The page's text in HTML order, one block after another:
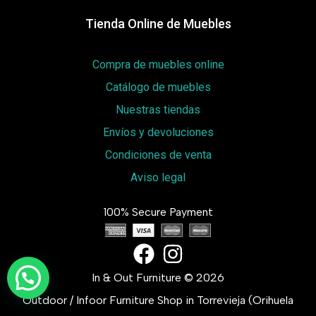
Tienda Online de Muebles
Compra de muebles online
Catálogo de muebles
Nuestras tiendas
Envíos y devoluciones
Condiciones de venta
Aviso legal
100% Secure Payment
In & Out Furniture © 2026
Outdoor / Infoor Furniture Shop in Torrevieja (Orihuela